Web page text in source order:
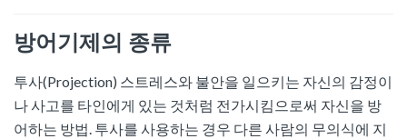
방어기제의 종류
투사(Projection) 스트레스와 불안을 일으키는 자신의 감정이
나 사고를 타인에게 있는 것처럼 전가시킴으로써 자신을 방
어하는 방법. 투사를 사용하는 경우 다른 사람의 무의식에 지